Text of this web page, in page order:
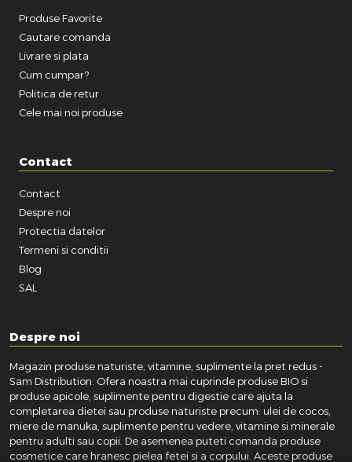
Produse Favorite
Cautare comanda
Livrare si plata
Cum cumpar?
Politica de retur
Cele mai noi produse
Contact
Contact
Despre noi
Protectia datelor
Termeni si conditii
Blog
SAL
Despre noi
Magazin produse naturiste, vitamine, suplimente la pret redus -
Sam Distribution. Ofera noastra mai cuprinde produse BIO si
produse apicole, suplimente pentru digestie care ajuta la
completarea dietei sau produse naturiste precum: ulei de cocos,
miere de manuka, suplimente pentru vedere, vitamine si minerale
pentru adulti sau copii. De asemenea puteti comanda produse
cosmetice care hranesc pielea fetei si a corpului. Aceste produse